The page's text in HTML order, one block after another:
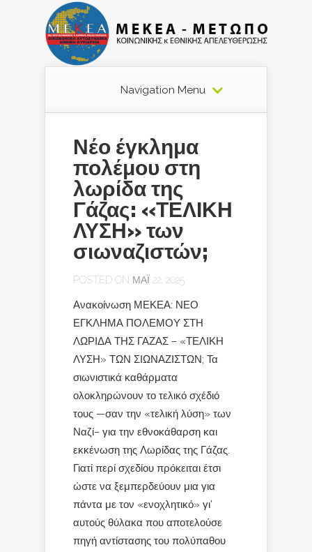
Navigation Menu
Νέο έγκλημα
πολέμου στη
λωρίδα της
Γάζας: «ΤΕΛΙΚΗ
ΛΥΣΗ» των
σιωναζιστών;
POSTED ON ΜΆΙ 22, 2025
Ανακοίνωση ΜΕΚΕΑ: ΝΕΟ
ΕΓΚΛΗΜΑ ΠΟΛΕΜΟΥ ΣΤΗ
ΛΩΡΙΔΑ ΤΗΣ ΓΑΖΑΣ – «ΤΕΛΙΚΗ
ΛΥΣΗ» ΤΩΝ ΣΙΩΝΑΖΙΣΤΩΝ; Τα
σιωνιστικά καθάρματα
ολοκληρώνουν το τελικό σχέδιό
τους —σαν την «τελική λύση» των
Ναζί– για την εθνοκάθαρση και
εκκένωση της Λωρίδας της Γάζας.
Γιατί περί σχεδίου πρόκειται έτσι
ώστε να ξεμπερδεύουν μια για
πάντα με τον «ενοχλητικό» γι’
αυτούς θύλακα που αποτελούσε
πηγή αντίστασης του πολύπαθου